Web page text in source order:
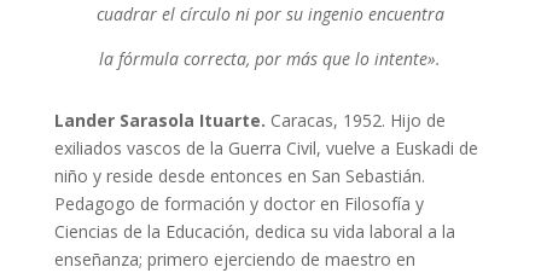
cuadrar el círculo ni por su ingenio encuentra
la fórmula correcta, por más que lo intente».
Lander Sarasola Ituarte. Caracas, 1952. Hijo de
exiliados vascos de la Guerra Civil, vuelve a Euskadi de
niño y reside desde entonces en San Sebastián.
Pedagogo de formación y doctor en Filosofía y
Ciencias de la Educación, dedica su vida laboral a la
enseñanza; primero ejerciendo de maestro en